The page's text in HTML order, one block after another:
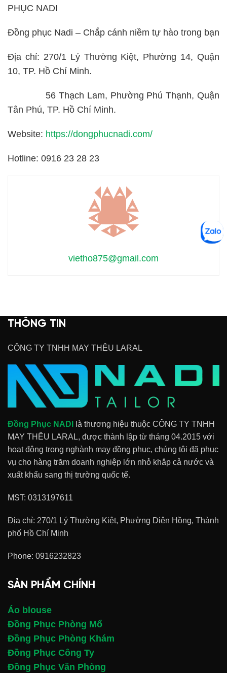
PHỤC NADI
Đồng phục Nadi – Chắp cánh niềm tự hào trong bạn
Địa chỉ: 270/1 Lý Thường Kiệt, Phường 14, Quận
10, TP. Hồ Chí Minh.
56 Thạch Lam, Phường Phú Thạnh, Quận
Tân Phú, TP. Hồ Chí Minh.
Website: https://dongphucnadi.com/
Hotline: 0916 23 28 23
vietho875@gmail.com
THÔNG TIN
CÔNG TY TNHH MAY THÊU LARAL
Đồng Phục NADI
là thương hiệu thuộc CÔNG TY TNHH
MAY THÊU LARAL, được thành lập từ tháng 04.2015 với
hoạt động trong nghành may đồng phục, chúng tôi đã phục
vụ cho hàng trăm doanh nghiệp lớn nhỏ khắp cả nước và
xuất khẩu sang thị trường quốc tế.
MST: 0313197611
Địa chỉ: 270/1 Lý Thường Kiệt, Phường Diên Hồng, Thành
phố Hồ Chí Minh
Phone: 0916232823
SẢN PHẨM CHÍNH
Áo blouse
Đồng Phục Phòng Mổ
Đồng Phục Phòng Khám
Đồng Phục Công Ty
Đồng Phục Văn Phòng